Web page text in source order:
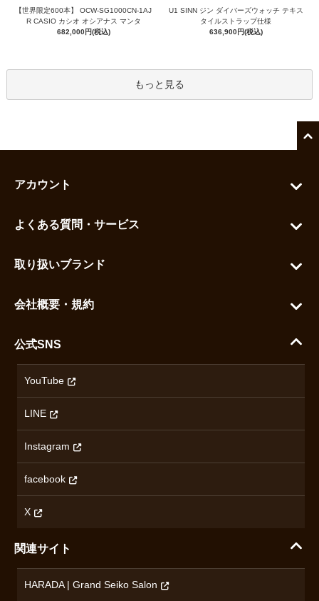
【世界限定600本】 OCW-SG1000CN-1AJ
R CASIO カシオ オシアナス マンタ
682,000円(税込)
U1 SINN ジン ダイバーズウォッチ テキス
タイルストラップ仕様
636,900円(税込)
もっと見る
アカウント
お気に入りを見る
よくある質問・サービス
ご利用ガイド
配送・送料について
取り扱いブランド
セイコー
カシオ
ミナセ
オリエントスター
オメガ
ロンジン
ブランド一覧を見る
会社概要・規約
沿革
プライバシーポリシー
無断転載・商用利用について
コンテンツ制作ポリシーおよび生成AIの利用指針
公式SNS
YouTube
LINE
Instagram
facebook
X
関連サイト
HARADA | Grand Seiko Salon